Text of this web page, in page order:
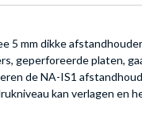
5 mm dikke
geperforeerde platen,
de NA-IS1
kan verlagen en